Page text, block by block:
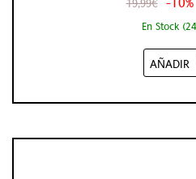
En Stock
AÑADIR